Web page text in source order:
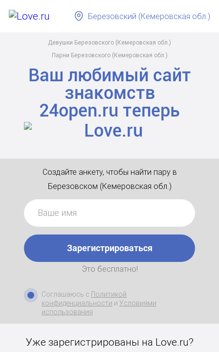
Девушки Березовского (Кемеровская обл.)
Парни Березовского (Кемеровская обл.)
Березовский (Кемеровская обл.)
Ваш любимый сайт
знакомств
24open.ru теперь
Создайте анкету, чтобы найти пару в
Березовском (Кемеровская обл.)
Зарегистрироваться
Это бесплатно!
Соглашаюсь с Политикой
конфиденциальности и Условиями
использования
Уже зарегистрированы на Love.ru?